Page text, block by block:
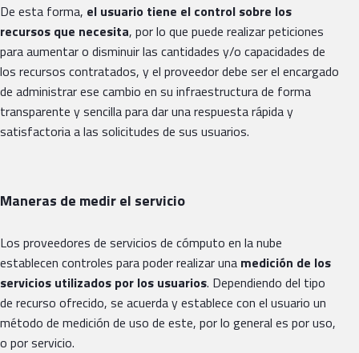
De esta forma, el usuario tiene el control sobre los
recursos que necesita, por lo que puede realizar peticiones
para aumentar o disminuir las cantidades y/o capacidades de
los recursos contratados, y el proveedor debe ser el encargado
de administrar ese cambio en su infraestructura de forma
transparente y sencilla para dar una respuesta rápida y
satisfactoria a las solicitudes de sus usuarios.
Maneras de medir el servicio
Los proveedores de servicios de cómputo en la nube
establecen controles para poder realizar una medición de los
servicios utilizados por los usuarios. Dependiendo del tipo
de recurso ofrecido, se acuerda y establece con el usuario un
método de medición de uso de este, por lo general es por uso,
o por servicio.